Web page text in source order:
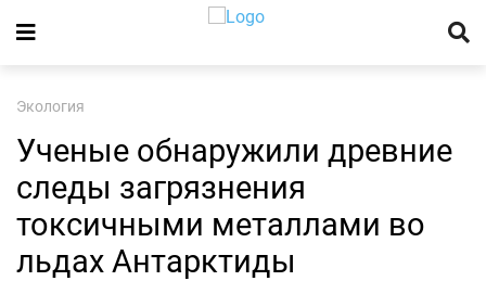
Экология
Ученые обнаружили древние
следы загрязнения
токсичными металлами во
льдах Антарктиды